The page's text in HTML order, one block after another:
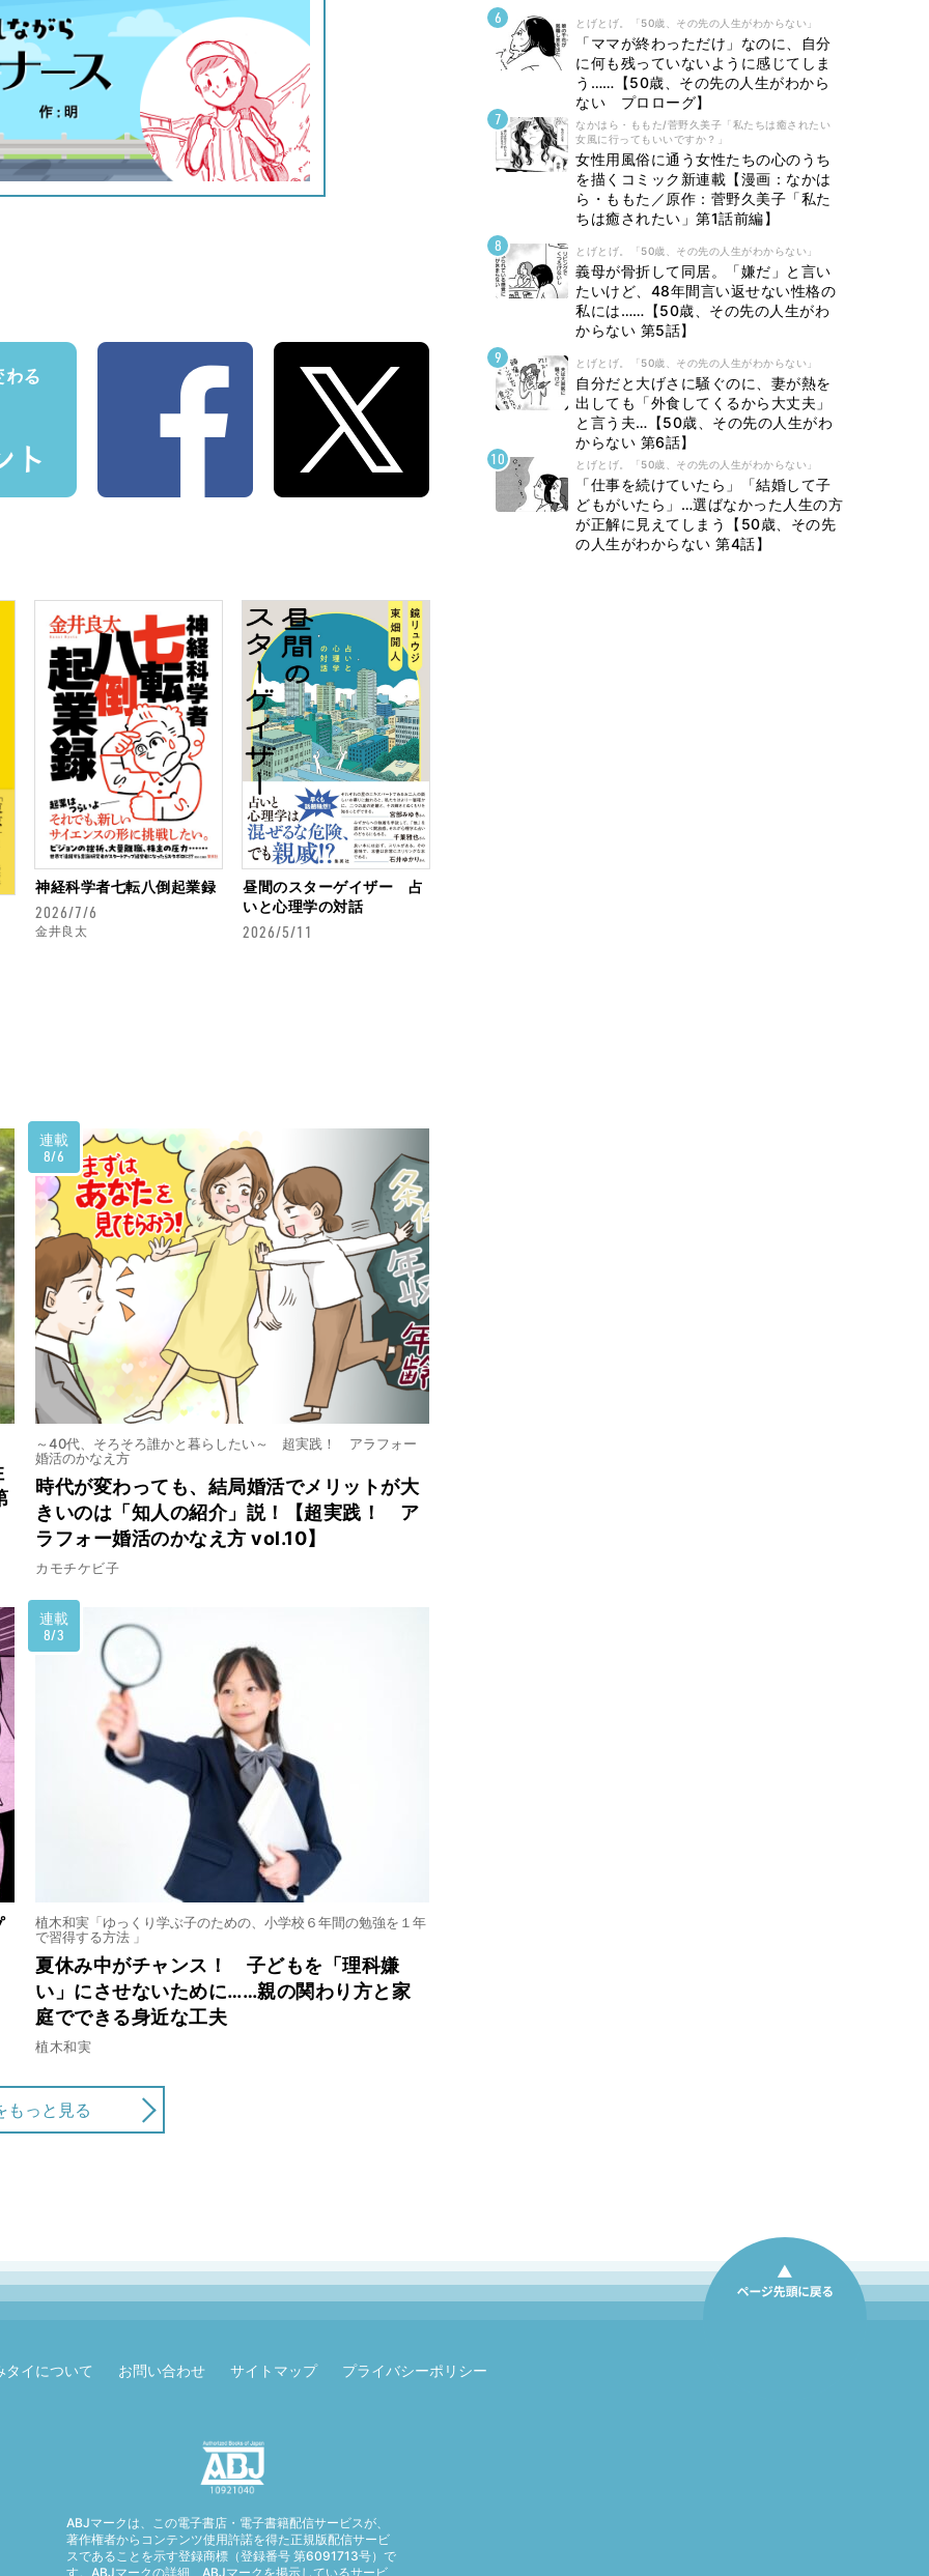
神経科学者七転八倒起業録
2026/7/6
金井良太
昼間のスターゲイザー 占
いと心理学の対話
2026/5/11
連載
8/6
～40代、そろそろ誰かと暮らしたい～ 超実践！ アラフォー
婚活のかなえ方
時代が変わっても、結局婚活でメリットが大
きいのは「知人の紹介」説！【超実践！ ア
ラフォー婚活のかなえ方 vol.10】
カモチケビ子
連載
8/3
植木和実「ゆっくり学ぶ子のための、小学校６年間の勉強を１年
で習得する方法 」
夏休み中がチャンス！ 子どもを「理科嫌
い」にさせないために……親の関わり方と家
庭でできる身近な工夫
植木和実
もっと見る
とげとげ。「50歳、その先の人生がわからない」
「ママが終わっただけ」なのに、自分
に何も残っていないように感じてしま
う……【50歳、その先の人生がわから
ない プロローグ】
なかはら・ももた/菅野久美子「私たちは癒されたい
女風に行ってもいいですか？」
女性用風俗に通う女性たちの心のうち
を描くコミック新連載【漫画：なかは
ら・ももた／原作：菅野久美子「私た
ちは癒されたい」第1話前編】
とげとげ。「50歳、その先の人生がわからない」
義母が骨折して同居。「嫌だ」と言い
たいけど、48年間言い返せない性格の
私には……【50歳、その先の人生がわ
からない 第5話】
とげとげ。「50歳、その先の人生がわからない」
自分だと大げさに騒ぐのに、妻が熱を
出しても「外食してくるから大丈夫」
と言う夫…【50歳、その先の人生がわ
からない 第6話】
とげとげ。「50歳、その先の人生がわからない」
「仕事を続けていたら」「結婚して子
どもがいたら」…選ばなかった人生の方
が正解に見えてしまう【50歳、その先
の人生がわからない 第4話】
タイについて お問い合わせ サイトマップ プライバシーポリシー
ABJマークは、この電子書店・電子書籍配信サービスが、
著作権者からコンテンツ使用許諾を得た正規版配信サービ
スであることを示す登録商標（登録番号 第6091713号）で
す。ABJマークの詳細、ABJマークを掲示しているサービ